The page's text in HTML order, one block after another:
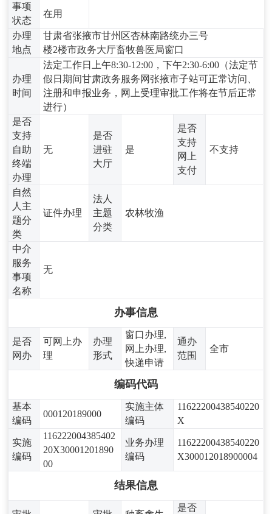
事项
状态
在用
办理
地点
甘肃省张掖市甘州区杏林南路统办三号
楼2楼市政务大厅畜牧兽医局窗口
办理
时间
法定工作日上午8:30-12:00，下午2:30-6:00（法定节
假日期间甘肃政务服务网张掖市子站可正常访问、
注册和申报业务，网上受理审批工作将在节后正常
进行）
是否
支持
自助
终端
办理
无
是否
进驻
大厅
是
是否
支持
网上
支付
不支持
自然
人主
题分
类
证件办理
法人
主题
分类
农林牧渔
中介
服务
事项
名称
无
办事信息
是否
网办
可网上办
理
办理
形式
窗口办理,
网上办理,
快递申请
通办
范围
全市
编码代码
基本
编码
000120189000
实施主体
编码
11622200438540220
X
实施
编码
116222004385402
20X30001201890
00
业务办理
编码
11622200438540220
X300012018900004
结果信息
是否